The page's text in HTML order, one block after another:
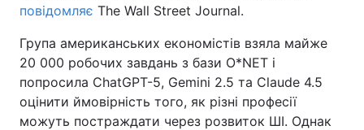
повідомляє The Wall Street Journal.
Група американських економістів взяла майже
20 000 робочих завдань з бази O*NET і
попросила ChatGPT-5, Gemini 2.5 та Claude 4.5
оцінити ймовірність того, як різні професії
можуть постраждати через розвиток ШІ. Однак